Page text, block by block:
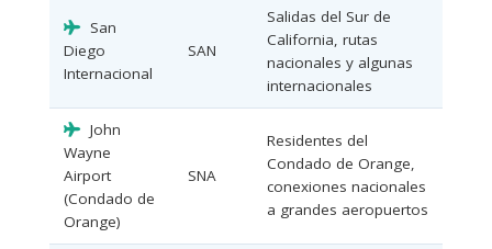
San
Diego
Internacional
SAN
Salidas del Sur de
California, rutas
nacionales y algunas
internacionales
John
Wayne
Airport
(Condado de
Orange)
SNA
Residentes del
Condado de Orange,
conexiones nacionales
a grandes aeropuertos